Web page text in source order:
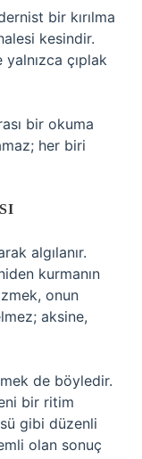
bir kırılma
kesindir.
yalnızca çıplak
bir okuma
her biri
algılanır.
kurmanın
onun
aksine,
de böyledir.
bir ritim
gibi düzenli
olan sonuç